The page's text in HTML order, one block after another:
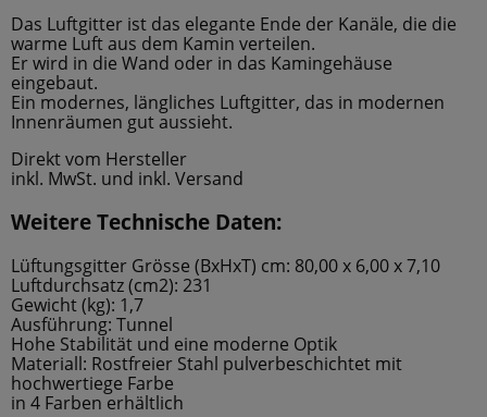
Das Luftgitter ist das elegante Ende der Kanäle, die die
warme Luft aus dem Kamin verteilen.
Er wird in die Wand oder in das Kamingehäuse
eingebaut.
Ein modernes, längliches Luftgitter, das in modernen
Innenräumen gut aussieht.
Direkt vom Hersteller
inkl. MwSt. und inkl. Versand
Weitere Technische Daten:
Lüftungsgitter Grösse (BxHxT) cm: 80,00 x 6,00 x 7,10
Luftdurchsatz (cm2): 231
Gewicht (kg): 1,7
Ausführung: Tunnel
Hohe Stabilität und eine moderne Optik
Materiall: Rostfreier Stahl pulverbeschichtet mit
hochwertiege Farbe
in 4 Farben erhältlich